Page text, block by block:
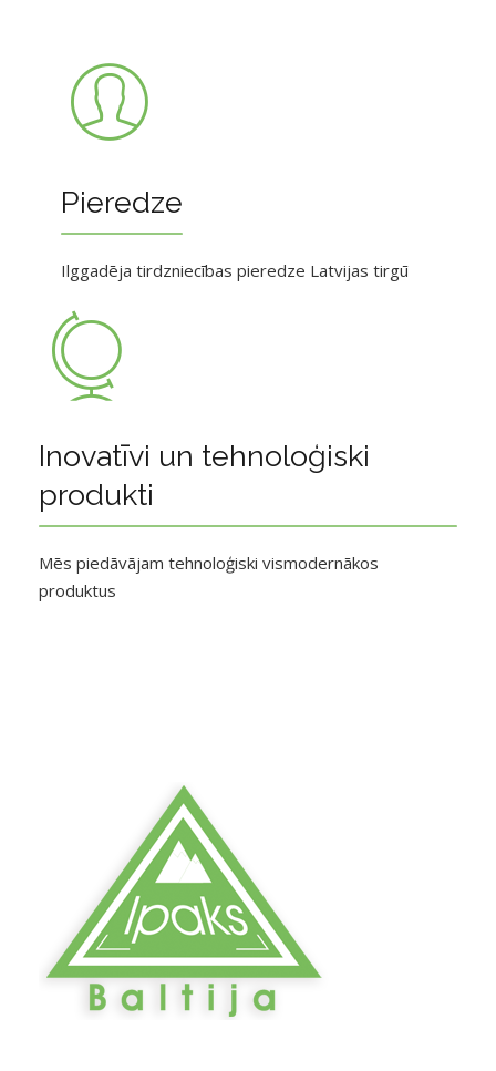
Pieredze
Ilggadēja tirdzniecības pieredze Latvijas tirgū
Inovatīvi un tehnoloģiski
produkti
Mēs piedāvājam tehnoloģiski vismodernākos
produktus